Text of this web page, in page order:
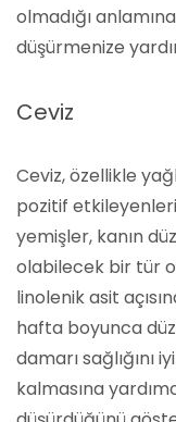
olmadığı
düşürmenize
Ceviz
Ceviz, özellikle
pozitif
yemişler, kanın
olabilecek bir tür
linolenik asit
hafta boyunca
damarı sağlığını
kalmasına